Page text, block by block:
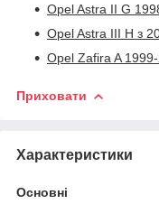
Opel Astra II G
Opel Astra III H з
Opel Zafira A
Приховати
Характеристики
Основні